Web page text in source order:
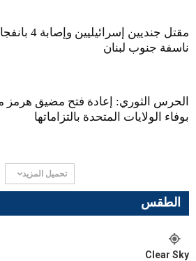
مقتل جنديين
ناسفة جنوب لبنان
الحرس الثوري: إعادة فتح مضيق هرمز
بوفاء الولايات المتحدة بالتزاماتها
تحميل المزيد
الطقس
Clear Sky